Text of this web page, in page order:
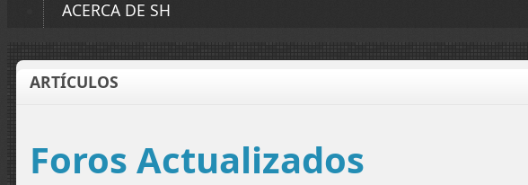
ACERCA DE SH
ARTÍCULOS
Foros Actualizados